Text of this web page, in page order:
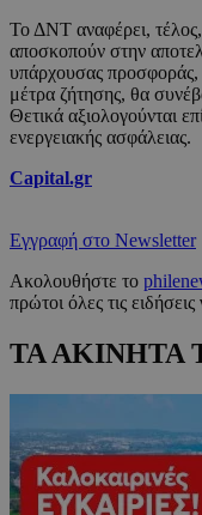
Το ΔΝΤ αναφέρει, τέλος,
αποσκοπούν στην
υπάρχουσας
μέτρα ζήτησης, θα
Θετικά αξιολογούνται
ενεργειακής ασφάλειας.
Capital.gr
Εγγραφή στο Newsletter
Ακολουθήστε το
πρώτοι όλες τις
ΤΑ ΑΚΙΝΗΤΑ